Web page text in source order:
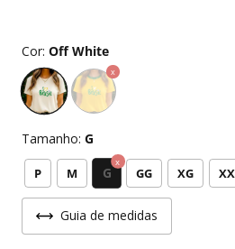
Cor: Off White
Tamanho: G
P M G GG XG
Guia de medidas